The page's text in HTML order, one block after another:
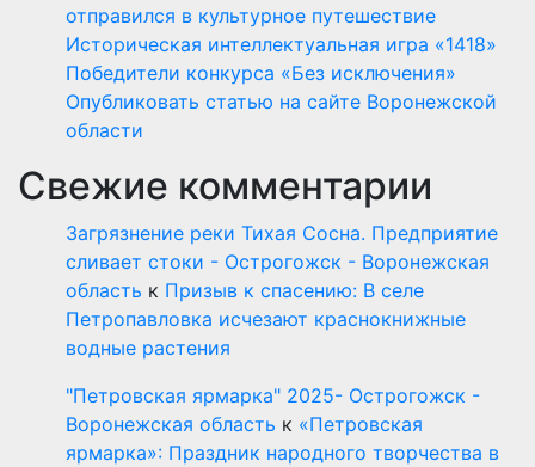
отправился в культурное путешествие
Историческая интеллектуальная игра «1418»
Победители конкурса «Без исключения»
Опубликовать статью на сайте Воронежской
области
Свежие комментарии
Загрязнение реки Тихая Сосна. Предприятие
сливает стоки - Острогожск - Воронежская
область к Призыв к спасению: В селе
Петропавловка исчезают краснокнижные
водные растения
"Петровская ярмарка" 2025- Острогожск -
Воронежская область к «Петровская
ярмарка»: Праздник народного творчества в